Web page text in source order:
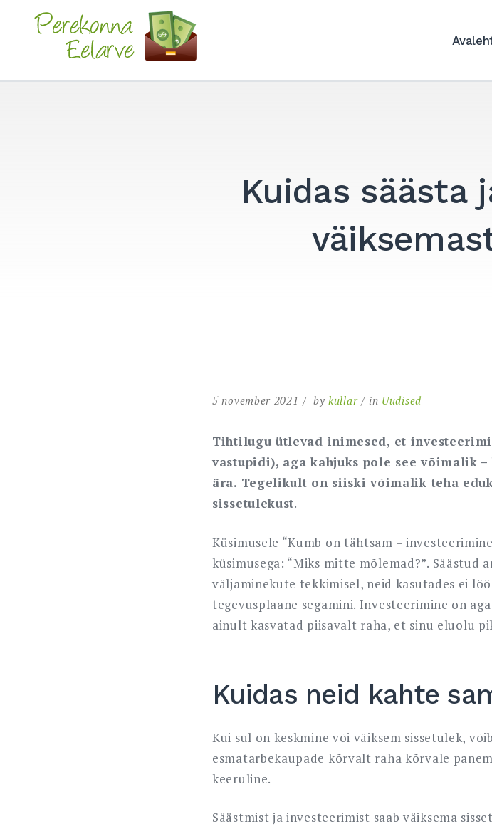
Perekonna Eelarve
Kuidas säästa
5 november 2021 bykullar in Uudised
Tihtilugu ütlevad inimesed, et
vastupidi), aga kahjuks pole see võimalik
ära. Tegelikult on siiski võimalik teha
sissetulekust.
Küsimusele “Kumb on tähtsam –
küsimusega: “Miks mitte mõlemad?”. Säästud
väljaminekute tekkimisel, neid kasutades ei
tegevusplaane segamini. Investeerimine on
ainult kasvatad piisavalt raha, et sinu eluolu
Kuidas neid kahte
Kui sul on keskmine või väiksem sissetulek,
esmatarbekaupade kõrvalt raha kõrvale
keeruline.
Säästmist ja investeerimist saab väiksema